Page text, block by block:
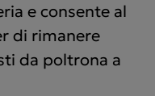
e consente al
di rimanere
da poltrona a